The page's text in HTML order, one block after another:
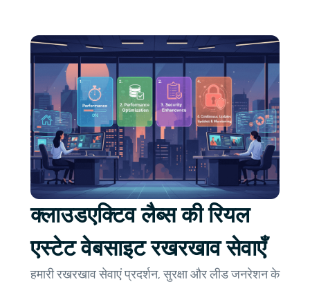
क्लाउडएक्टिव लैब्स की रियल
एस्टेट वेबसाइट रखरखाव सेवाएँ
हमारी रखरखाव सेवाएं प्रदर्शन, सुरक्षा और लीड जनरेशन के